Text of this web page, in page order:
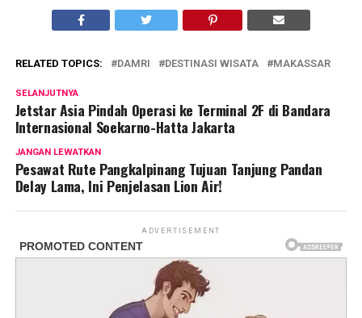
RELATED TOPICS: DAMRI DESTINASI WISATA MAKASSAR
SELANJUTNYA
Jetstar Asia Pindah Operasi ke Terminal 2F di Bandara
Internasional Soekarno-Hatta Jakarta
JANGAN LEWATKAN
Pesawat Rute Pangkalpinang Tujuan Tanjung Pandan
Delay Lama, Ini Penjelasan Lion Air!
ADVERTISEMENT